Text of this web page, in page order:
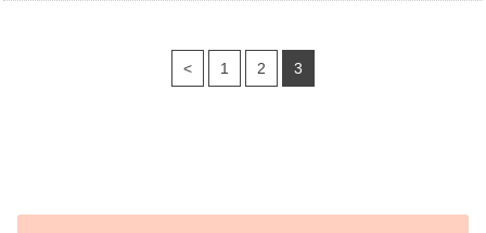
< 1 2 3